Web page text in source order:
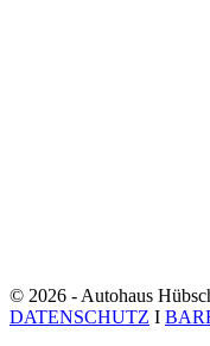
© 2026 - Autohaus
DATENSCHUTZ I